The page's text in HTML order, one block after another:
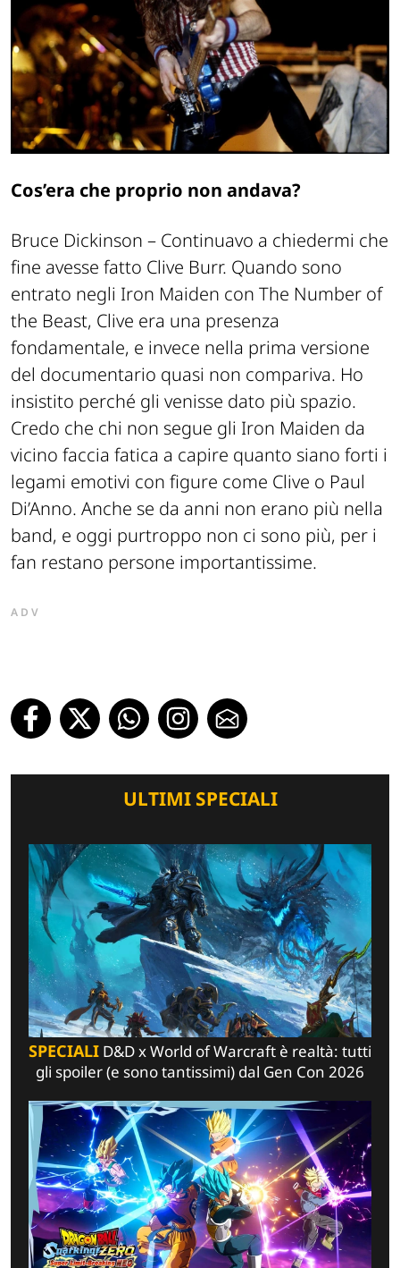
Cos’era che proprio non andava?
Bruce Dickinson – Continuavo a chiedermi che
fine avesse fatto Clive Burr. Quando sono
entrato negli Iron Maiden con The Number of
the Beast, Clive era una presenza
fondamentale, e invece nella prima versione
del documentario quasi non compariva. Ho
insistito perché gli venisse dato più spazio.
Credo che chi non segue gli Iron Maiden da
vicino faccia fatica a capire quanto siano forti i
legami emotivi con figure come Clive o Paul
Di’Anno. Anche se da anni non erano più nella
band, e oggi purtroppo non ci sono più, per i
fan restano persone importantissime.
ADV
ULTIMI SPECIALI
SPECIALI D&D x World of Warcraft è realtà: tutti
gli spoiler (e sono tantissimi) dal Gen Con 2026